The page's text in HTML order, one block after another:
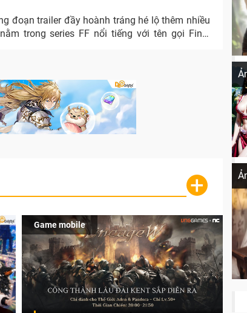
đoạn trailer đầy hoành tráng hé lộ thêm nhiều
trong series FF nổi tiếng với tên gọi Final
+
Game mobile